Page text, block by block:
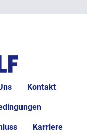
Kontakt
Karriere